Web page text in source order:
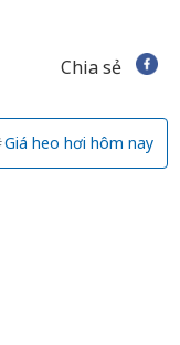
Chia sẻ
Giá heo hơi hôm nay